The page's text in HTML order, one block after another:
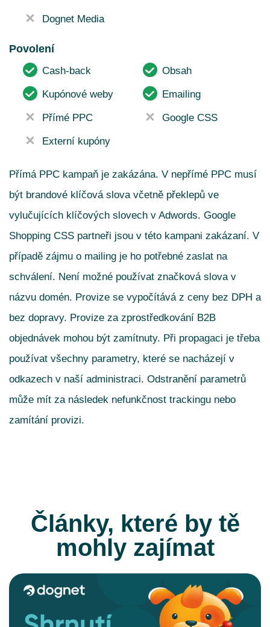
Dognet Media
Povolení
Cash-back Obsah
Kupónové weby Emailing
Přímé PPC Google CSS
Externí kupóny
Přímá PPC kampaň je zakázána. V nepřímé PPC musí
být brandové klíčová slova včetně překlepů ve
vylučujících klíčových slovech v Adwords. Google
Shopping CSS partneři jsou v této kampani zakázaní. V
případě zájmu o mailing je ho potřebné zaslat na
schválení. Není možné používat značková slova v
názvu domén. Provize se vypočítává z ceny bez DPH a
bez dopravy. Provize za zprostředkování B2B
objednávek mohou být zamítnuty. Při propagaci je třeba
používat všechny parametry, které se nacházejí v
odkazech v naší administraci. Odstranění parametrů
může mít za následek nefunkčnost trackingu nebo
zamítání provizi.
Články, které by tě
mohly zajímat